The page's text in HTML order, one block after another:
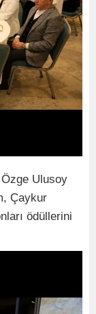
Ulusoy
Çaykur
ödüllerini